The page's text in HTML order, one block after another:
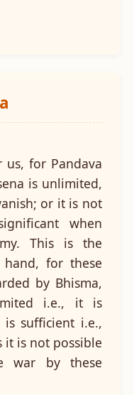
us, for Pandava
is unlimited,
or it is not
when
This is the
for these
by Bhisma,
i.e., it is
sufficient i.e.,
is not possible
war by these